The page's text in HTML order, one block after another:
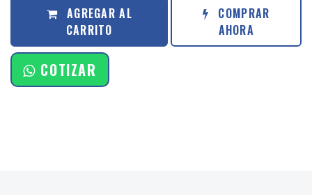
AGREGAR AL
CARRITO
COMPRAR
AHORA
COTIZAR